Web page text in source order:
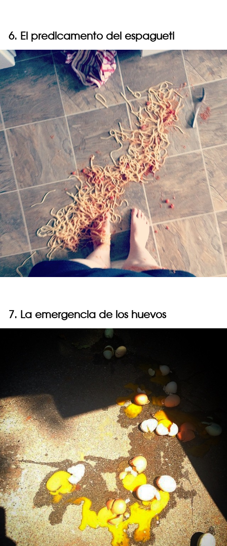
6. El predicamento del espagueti
7. La emergencia de los huevos